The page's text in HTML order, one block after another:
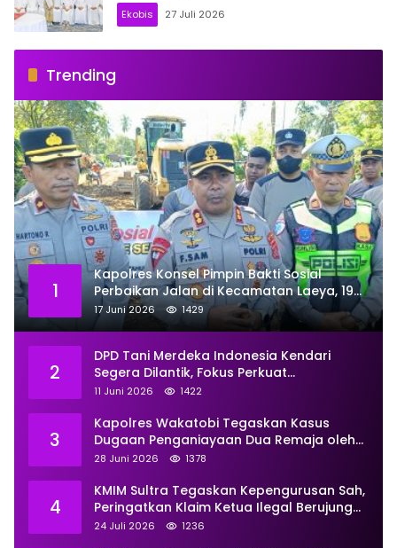
Ekobis 27 Juli 2026
Trending
1
Kapolres Konsel Pimpin Bakti Sosial
Perbaikan Jalan di Kecamatan Laeya, 19
Titik Rusak Siap Ditambal
17 Juni 2026 1429
2
DPD Tani Merdeka Indonesia Kendari
Segera Dilantik, Fokus Perkuat
Pemberdayaan
11 Juni 2026 1422
3
Kapolres Wakatobi Tegaskan Kasus
Dugaan Penganiayaan Dua Remaja oleh
Dua Anggota Ditangani Secara
28 Juni 2026 1378
4
KMIM Sultra Tegaskan Kepengurusan Sah,
Peringatkan Klaim Ketua Ilegal Berujung
Proses Hukum
24 Juli 2026 1236